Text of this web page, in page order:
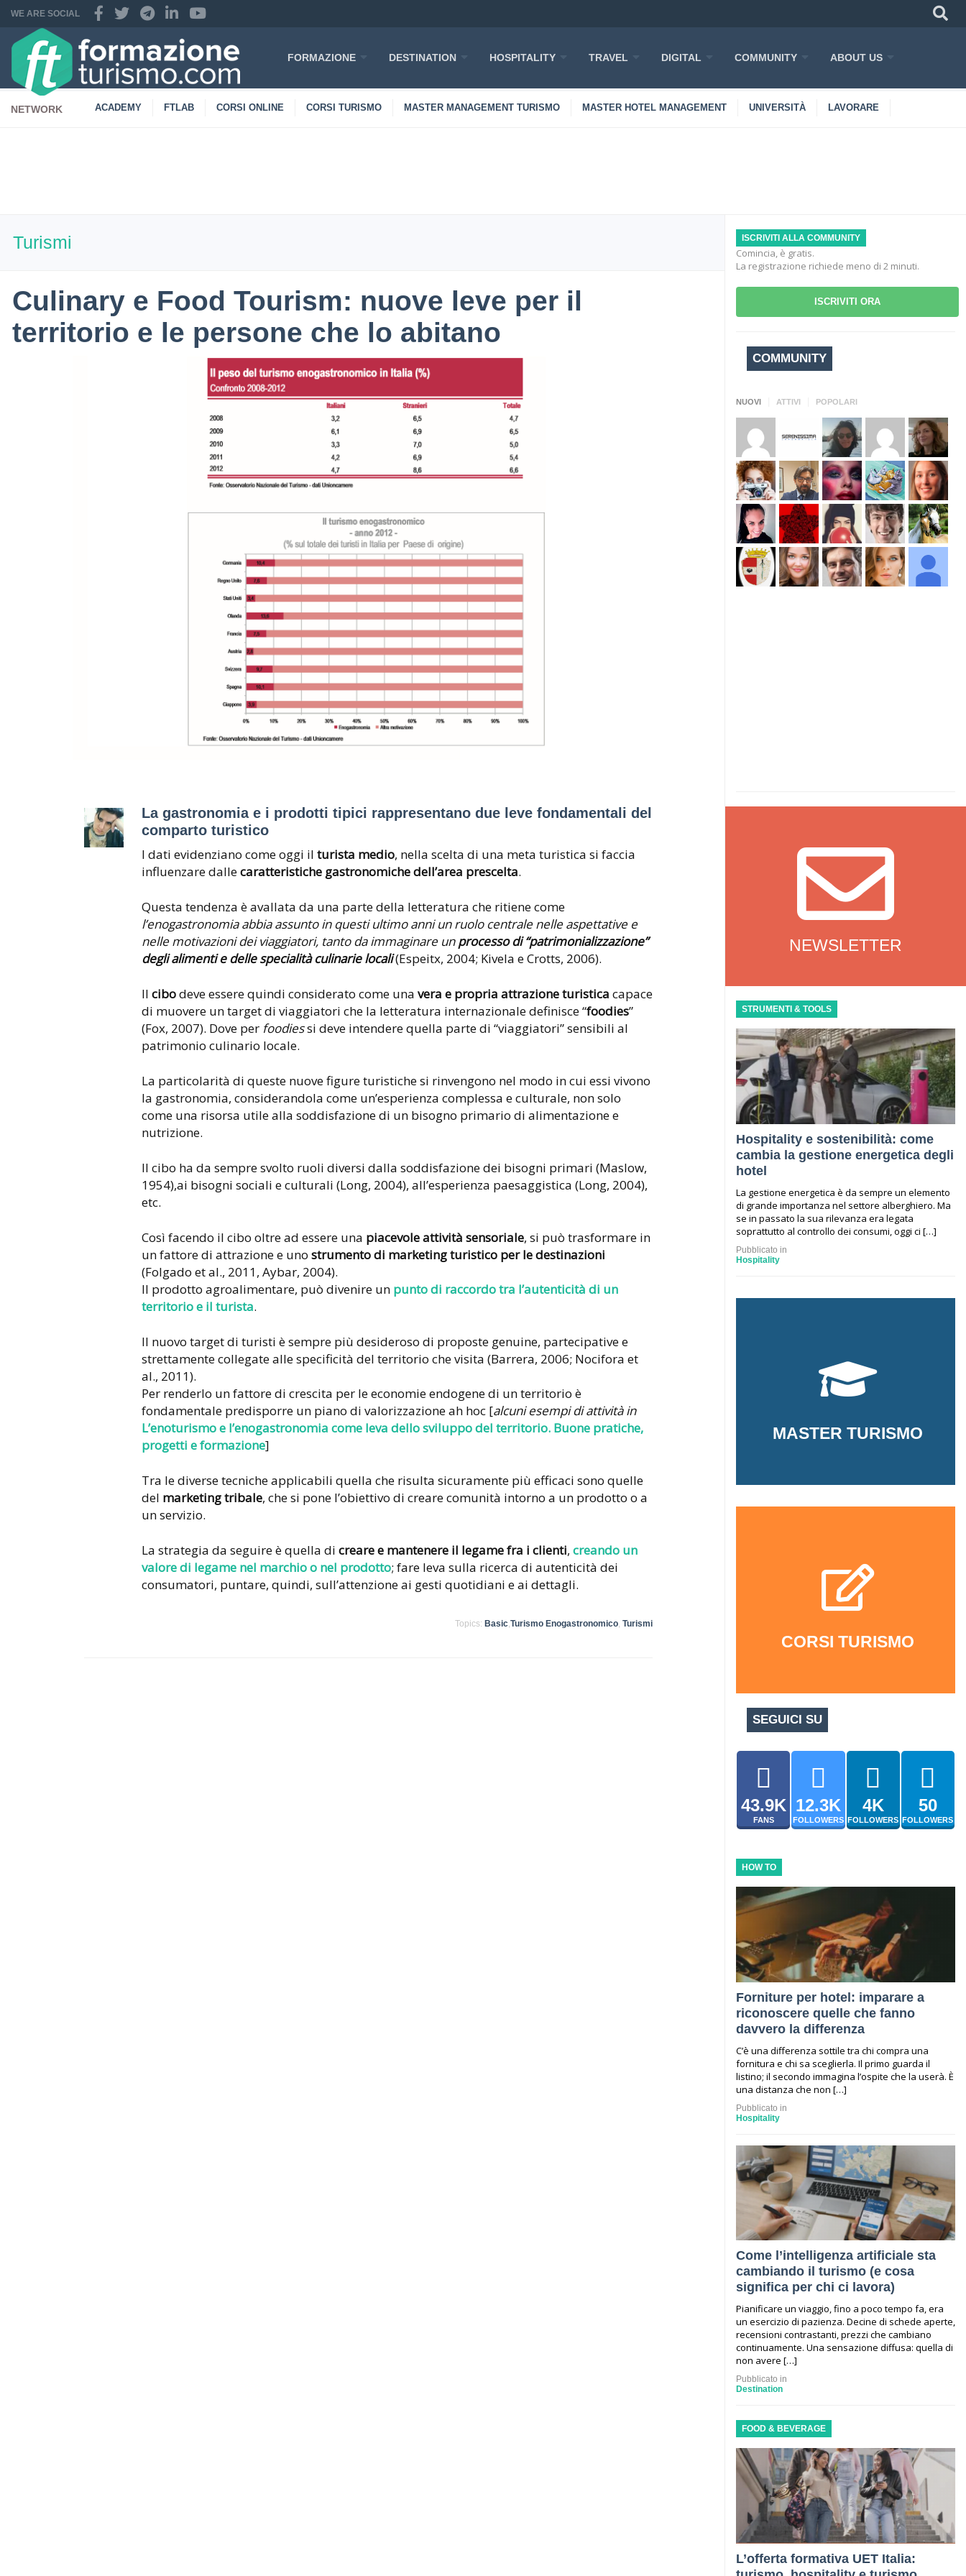
WE ARE SOCIAL
FORMAZIONE DESTINATION HOSPITALITY TRAVEL DIGITAL COMMUNITY ABOUT US
NETWORK ACADEMY FTLAB CORSI ONLINE CORSI TURISMO MASTER MANAGEMENT TURISMO MASTER HOTEL MANAGEMENT UNIVERSITÀ LAVORARE
Turismi
Culinary e Food Tourism: nuove leve per il
territorio e le persone che lo abitano
La gastronomia e i prodotti tipici rappresentano due leve fondamentali del
comparto turistico
I dati evidenziano come oggi il turista medio, nella scelta di una meta turistica si faccia
influenzare dallecaratteristiche gastronomiche dell’area prescelta.
Questa tendenza è avallata da una parte della letteratura che ritiene come
l’enogastronomia abbia assunto in questi ultimo anni un ruolo centrale nelle aspettative e
nelle motivazioni dei viaggiatori, tanto da immaginare unprocesso di “patrimonializzazione”
degli alimenti e delle specialità culinarie locali(Espeitx, 2004; Kivela e Crotts, 2006).
Il cibodeve essere quindi considerato come una vera e propria attrazione turistica capace
di muovere un target di viaggiatori che la letteratura internazionale definisce “foodies”
(Fox, 2007). Dove per foodiessi deve intendere quella parte di “viaggiatori” sensibili al
patrimonio culinario locale.
La particolarità di queste nuove figure turistiche si rinvengono nel modo in cui essi vivono
la gastronomia, considerandola come un’esperienza complessa e culturale, non solo
come una risorsa utile alla soddisfazione di un bisogno primario di alimentazione e
nutrizione.
Il cibo ha da sempre svolto ruoli diversi dalla soddisfazione dei bisogni primari (Maslow,
1954),ai bisogni sociali e culturali (Long, 2004), all’esperienza paesaggistica (Long, 2004),
etc.
Così facendo il cibo oltre ad essere una piacevole attività sensoriale, si può trasformare in
un fattore di attrazione e uno strumento di marketing turistico per le destinazioni
(Folgado et al., 2011, Aybar, 2004).
Il prodotto agroalimentare, può divenire un punto di raccordo tra l’autenticità di un
territorio e il turista.
Il nuovo target di turisti è sempre più desideroso di proposte genuine, partecipative e
strettamente collegate alle specificità del territorio che visita (Barrera, 2006; Nocifora et
al., 2011).
Per renderlo un fattore di crescita per le economie endogene di un territorio è
fondamentale predisporre un piano di valorizzazione ah hoc [alcuni esempi di attività in
L’enoturismo e l’enogastronomia come leva dello sviluppo del territorio. Buone pratiche,
progetti e formazione]
Tra le diverse tecniche applicabili quella che risulta sicuramente più efficaci sono quelle
del marketing tribale, che si pone l’obiettivo di creare comunità intorno a un prodotto o a
un servizio.
La strategia da seguire è quella di creare e mantenere il legame fra i clienti, creando un
valore di legame nel marchioo nel prodotto; fare leva sulla ricerca di autenticità dei
consumatori, puntare, quindi, sull’attenzione ai gesti quotidiani e ai dettagli.
Topics: Basic,Turismo Enogastronomico, Turismi
ISCRIVITI ALLA COMMUNITY
Comincia, è gratis.
La registrazione richiede meno di 2 minuti.
COMMUNITY
NUOVI ATTIVI POPOLARI
NEWSLETTER
STRUMENTI & TOOLS
Hospitality e sostenibilità: come
cambia la gestione energetica degli
hotel
La gestione energetica è da sempre un elemento
di grande importanza nel settore alberghiero. Ma
se in passato la sua rilevanza era legata
soprattutto al controllo dei consumi, oggi ci […]
Pubblicato in
Hospitality
MASTER TURISMO
CORSI TURISMO
SEGUICI SU
43.9K
FANS
12.3K
FOLLOWERS
4K
FOLLOWERS
50
FOLLOWERS
HOW TO
Forniture per hotel: imparare a
riconoscere quelle che fanno
davvero la differenza
C’è una differenza sottile tra chi compra una
fornitura e chi sa sceglierla. Il primo guarda il
listino; il secondo immagina l’ospite che la userà. È
una distanza che non […]
Pubblicato in
Hospitality
Come l’intelligenza artificiale sta
cambiando il turismo (e cosa
significa per chi ci lavora)
Pianificare un viaggio, fino a poco tempo fa, era
un esercizio di pazienza. Decine di schede aperte,
recensioni contrastanti, prezzi che cambiano
continuamente. Una sensazione diffusa: quella di
non avere […]
Pubblicato in
Destination
FOOD & BEVERAGE
L’offerta formativa UET Italia: